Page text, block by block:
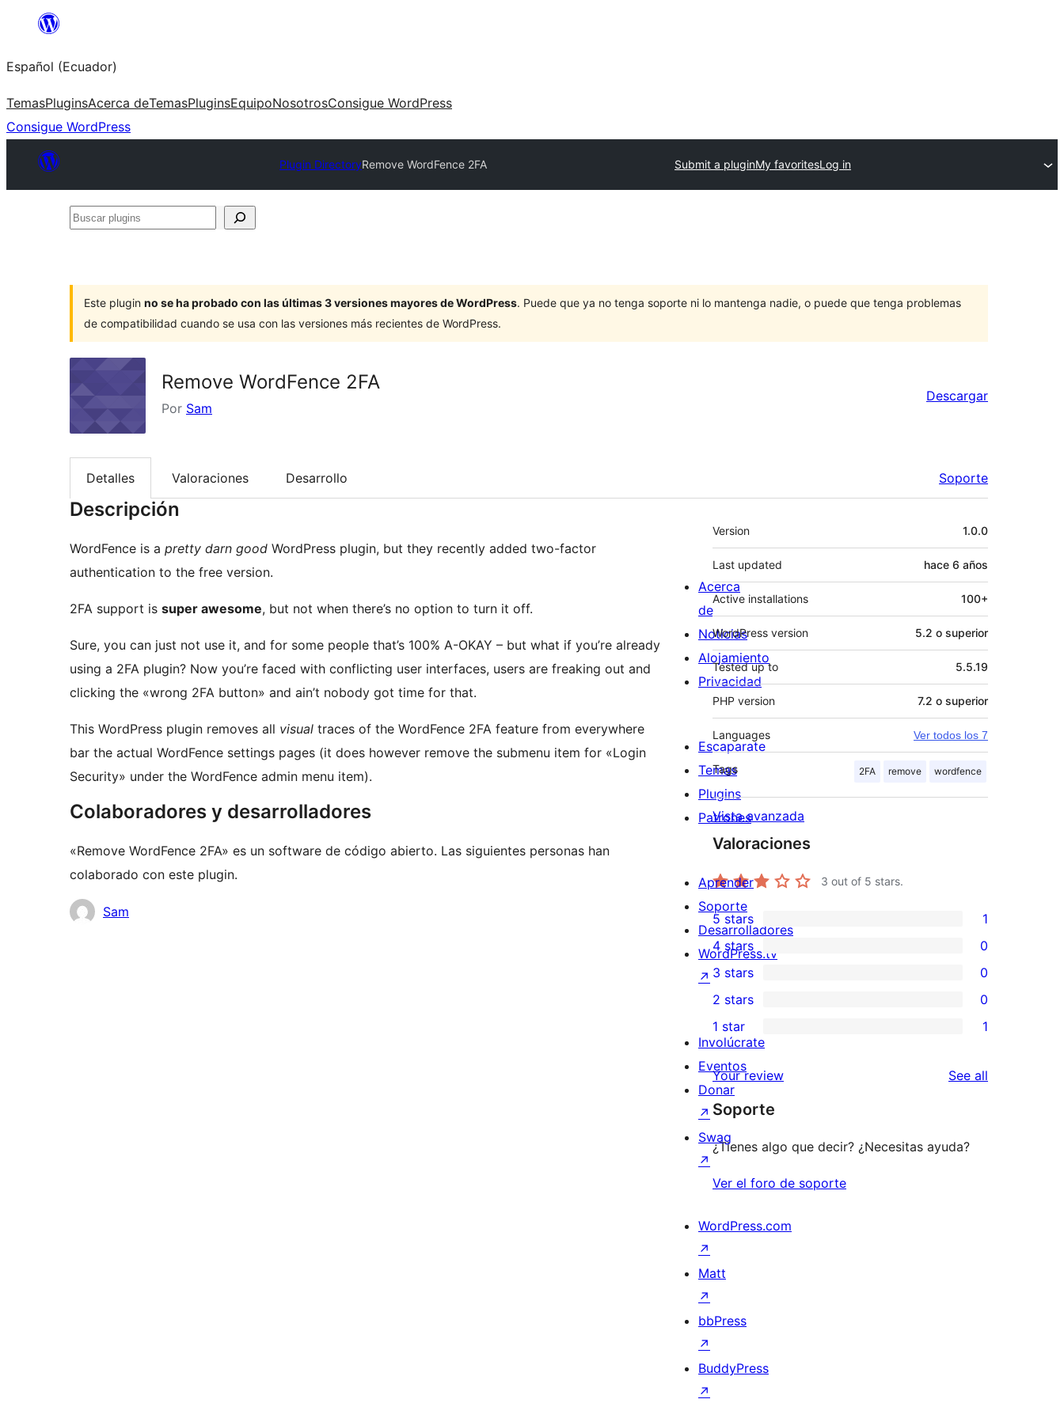
Saltar
contenido
Español (Ecuador)
TemasPluginsAcerca deTemasPluginsEquipoNosotrosConsigue WordPress
Consigue WordPress
Plugin DirectoryRemove WordFence 2FA Submit a pluginMy favoritesLog in
Buscar
Este plugin no se ha probado con las últimas 3 versiones mayores de WordPress. Puede que ya no tenga soporte ni lo mantenga nadie, o puede que tenga problemas
de compatibilidad cuando se usa con las versiones más recientes de WordPress.
Remove WordFence 2FA
Por Sam
Descargar
Detalles Valoraciones Desarrollo Soporte
Descripción
WordFence is a pretty darn good WordPress plugin, but they recently added two-factor
authentication to the free version.
2FA support is super awesome, but not when there’s no option to turn it off.
Sure, you can just not use it, and for some people that’s 100% A-OKAY – but what if you’re already
using a 2FA plugin? Now you’re faced with conflicting user interfaces, users are freaking out and
clicking the «wrong 2FA button» and ain’t nobody got time for that.
This WordPress plugin removes all visual traces of the WordFence 2FA feature from everywhere
bar the actual WordFence settings pages (it does however remove the submenu item for «Login
Security» under the WordFence admin menu item).
Colaboradores y desarrolladores
«Remove WordFence 2FA» es un software de código abierto. Las siguientes personas han
colaborado con este plugin.
Colaboradores
Sam
Meta
Version 1.0.0
Last updated hace 6 años
Active installations 100+
WordPress version 5.2 o superior
Tested up to 5.5.19
PHP version 7.2 o superior
Languages Ver todos los 7
Tags 2FA remove wordfence
Vista avanzada
Valoraciones
3 out of 5 stars.
1
5-
star
review
5 stars 1
0
4-
star
reviews
4 stars 0
0
3-
star
3 stars 0
2-
reviews
2 stars 0
1
1-
star
review
1 star 1
Your review See all
Soporte
¿Tienes algo que decir? ¿Necesitas ayuda?
Ver el foro de soporte
Acerca
de
Noticias
Alojamiento
Privacidad
Escaparate
Temas
Plugins
Patrones
Aprender
Soporte
Desarrolladores
WordPress.tv
↗
Involúcrate
Eventos
Donar
↗
Swag
↗
WordPress.com
↗
Matt
↗
bbPress
↗
BuddyPress
↗